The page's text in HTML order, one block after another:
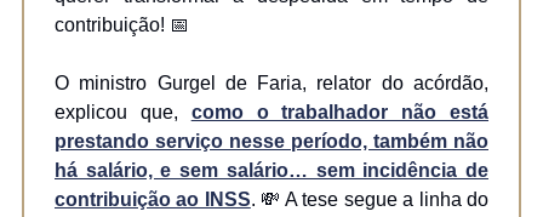
contribuição! 📅
O ministro Gurgel de Faria, relator do acórdão,
explicou que, como o trabalhador não está
prestando serviço nesse período, também não
há salário, e sem salário… sem incidência de
contribuição ao INSS. 💸 A tese segue a linha do